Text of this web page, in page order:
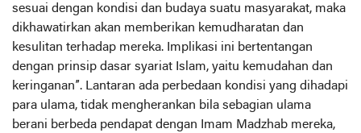
sesuai dengan kondisi dan budaya suatu masyarakat, maka
dikhawatirkan akan memberikan kemudharatan dan
kesulitan terhadap mereka. Implikasi ini bertentangan
dengan prinsip dasar syariat Islam, yaitu kemudahan dan
keringanan”. Lantaran ada perbedaan kondisi yang dihadapi
para ulama, tidak mengherankan bila sebagian ulama
berani berbeda pendapat dengan Imam Madzhab mereka,